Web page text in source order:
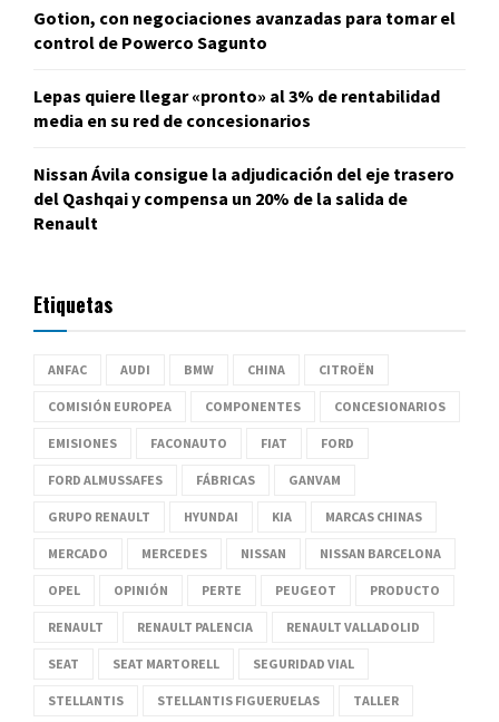
Gotion, con negociaciones avanzadas para tomar el
control de Powerco Sagunto
Lepas quiere llegar «pronto» al 3% de rentabilidad
media en su red de concesionarios
Nissan Ávila consigue la adjudicación del eje trasero
del Qashqai y compensa un 20% de la salida de
Renault
Etiquetas
ANFAC AUDI BMW CHINA CITROËN
COMISIÓN EUROPEA COMPONENTES CONCESIONARIOS
EMISIONES FACONAUTO FIAT FORD
FORD ALMUSSAFES FÁBRICAS GANVAM
GRUPO RENAULT HYUNDAI KIA MARCAS CHINAS
MERCADO MERCEDES NISSAN NISSAN BARCELONA
OPEL OPINIÓN PERTE PEUGEOT PRODUCTO
RENAULT RENAULT PALENCIA RENAULT VALLADOLID
SEAT SEAT MARTORELL SEGURIDAD VIAL
STELLANTIS STELLANTIS FIGUERUELAS TALLER